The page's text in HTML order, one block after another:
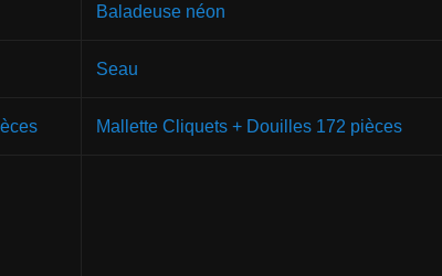
Baladeuse néon
Seau
Mallette Cliquets + Douilles 172 pièces